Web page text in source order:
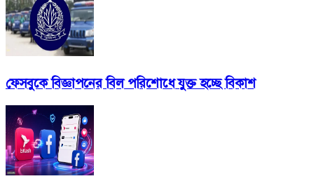
ফেসবুকে বিজ্ঞাপনের বিল পরিশোধে যুক্ত হচ্ছে বিকাশ